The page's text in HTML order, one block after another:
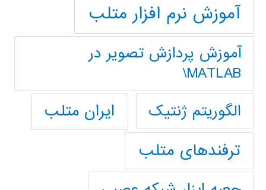
آموزش نرم افزار متلب
آموزش پردازش تصوير در
MATLAB\
الگوریتم ژنتیک
ایران متلب
ترفندهای متلب